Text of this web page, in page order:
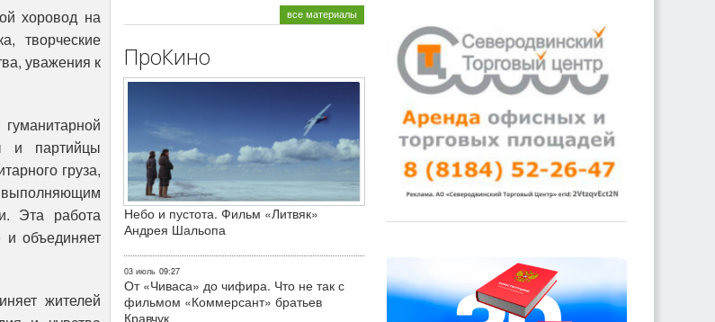
хоровод на
творческие
уважения к
и партийцы
груза,
Эта работа
и объединяет
жителей
все материалы
ПроКино
Небо и пустота. Фильм «Литвяк»
Андрея Шальопа
03 июль 09:27
От «Чиваса» до чифира. Что не так с
фильмом «Коммерсант» братьев
Кравчук